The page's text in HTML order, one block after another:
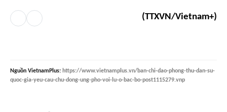
(TTXVN/Vietnam+)
Nguồn VietnamPlus: https://www.vietnamplus.vn/ban-chi-dao-phong-thu-dan-su-
quoc-gia-yeu-cau-chu-dong-ung-pho-voi-lu-o-bac-bo-post1115279.vnp